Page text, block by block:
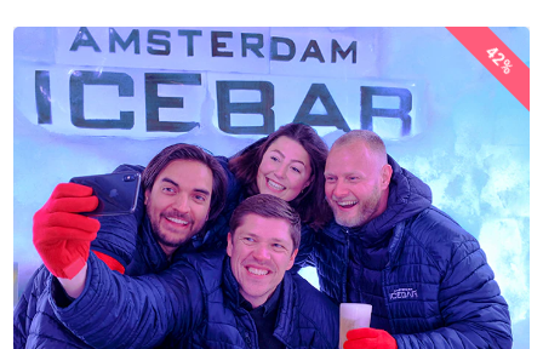
42%